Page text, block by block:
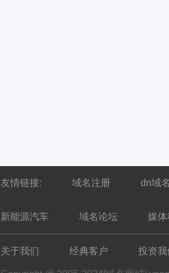
友情链接: 域名注册 dn域
新能源汽车 域名论坛 媒体
关于我们 经典客户 投资我